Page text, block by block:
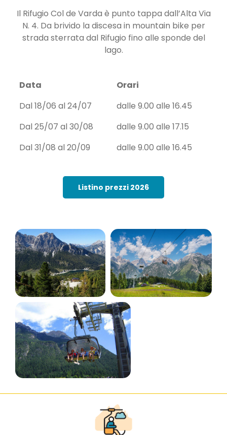
Il Rifugio Col de Varda è punto tappa dall’Alta Via
N. 4. Da brivido la discesa in mountain bike per
strada sterrata dal Rifugio fino alle sponde del
lago.
Data
Orari
Dal 18/06 al 24/07
dalle 9.00 alle 16.45
Dal 25/07 al 30/08
dalle 9.00 alle 17.15
Dal 31/08 al 20/09
dalle 9.00 alle 16.45
Listino prezzi 2026